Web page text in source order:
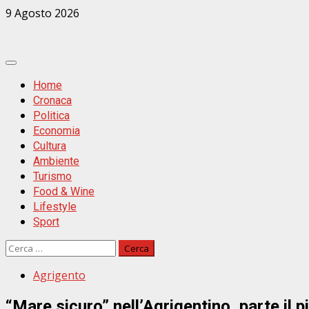
Zum
9 Agosto 2026
Primäres
MenüHome
Cronaca
Politica
Economia
Cultura
Ambiente
Turismo
Food & Wine
Lifestyle
Sport
Ricerca
Agrigento